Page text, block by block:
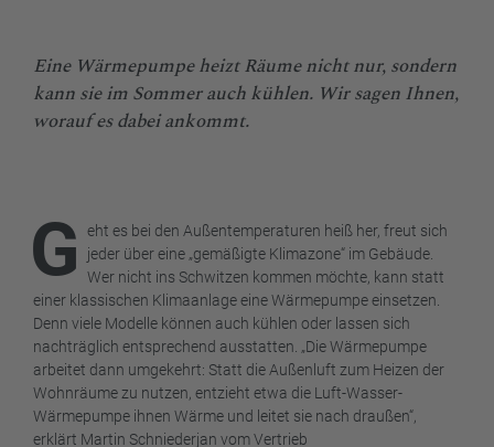
Eine Wärmepumpe heizt Räume nicht nur, sondern
kann sie im Sommer auch kühlen. Wir sagen Ihnen,
worauf es dabei ankommt.
G
eht es bei den Außentemperaturen heiß her, freut sich
jeder über eine „gemäßigte Klimazone“ im Gebäude.
Wer nicht ins Schwitzen kommen möchte, kann statt
einer klassischen Klimaanlage eine Wärmepumpe einsetzen.
Denn viele Modelle können auch kühlen oder lassen sich
nachträglich entsprechend ausstatten. „Die Wärmepumpe
arbeitet dann umgekehrt: Statt die Außenluft zum Heizen der
Wohnräume zu nutzen, entzieht etwa die Luft-Wasser-
Wärmepumpe ihnen Wärme und leitet sie nach draußen“,
erklärt Martin Schniederjan vom Vertrieb